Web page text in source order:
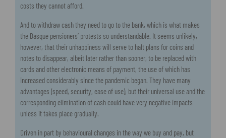
costs they cannot afford.
And to withdraw cash they need to go to the bank, which is what makes
the Basque pensioners’ protests so understandable. It seems unlikely,
however, that their unhappiness will serve to halt plans for coins and
notes to disappear, albeit later rather than sooner, to be replaced with
cards and other electronic means of payment, the use of which has
increased considerably since the pandemic began. They have many
advantages (speed, security, ease of use), but their universal use and the
corresponding elimination of cash could have very negative impacts
unless it takes place gradually.
Driven in part by behavioural changes in the way we buy and pay, but